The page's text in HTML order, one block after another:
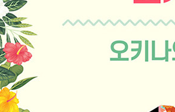
ENJOYING 오키나와를 즐기다
이 정녕 일본? 열대천국 오키나와 비치 셀
속으로 풍덩~ 오키나와 해양 스포츠
, 연인과 함께 즐기는 색다른 바다 체험
가 아니어도 해야 할 것 가득! 정글 체험
게 여행하는 가장 완벽한 방법 자전거 여행